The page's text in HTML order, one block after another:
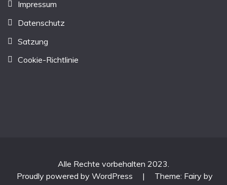
Impressum
Datenschutz
Satzung
Cookie-Richtlinie
Alle Rechte vorbehalten 2023.
Proudly powered by WordPress
|
Theme: Fairy by